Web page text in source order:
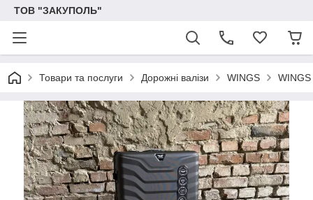
ТОВ "ЗАКУПОЛЬ"
Товари та послуги Дорожні валізи WINGS